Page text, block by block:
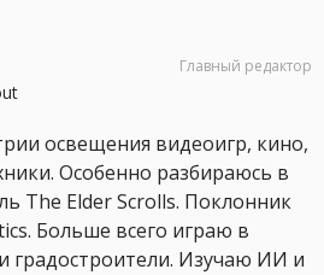
Главный редактор
освещения видеоигр, кино,
Особенно разбираюсь в
The Elder Scrolls. Поклонник
Больше всего играю в
градостроители. Изучаю ИИ и